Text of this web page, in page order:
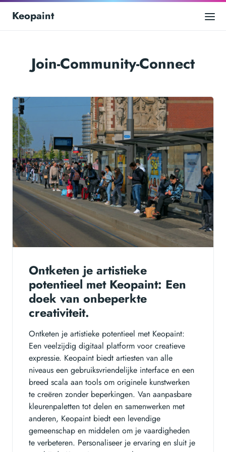
Keopaint
Join-Community-Connect
Ontketen je artistieke
potentieel met Keopaint: Een
doek van onbeperkte
creativiteit.
Ontketen je artistieke potentieel met Keopaint:
Een veelzijdig digitaal platform voor creatieve
expressie. Keopaint biedt artiesten van alle
niveaus een gebruiksvriendelijke interface en een
breed scala aan tools om originele kunstwerken
te creëren zonder beperkingen. Van aanpasbare
kleurenpaletten tot delen en samenwerken met
anderen, Keopaint biedt een levendige
gemeenschap en middelen om je vaardigheden
te verbeteren. Personaliseer je ervaring en sluit je